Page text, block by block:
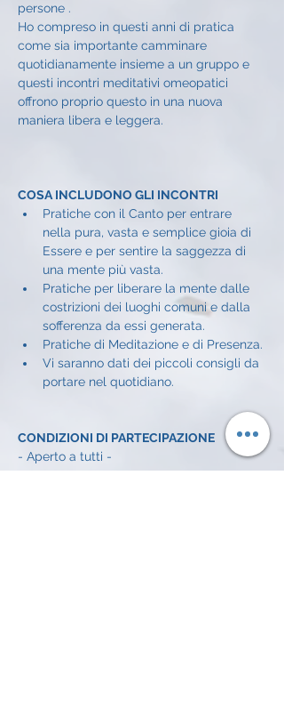
persone .
Ho compreso in questi anni di pratica
come sia importante camminare
quotidianamente insieme a un gruppo e
questi incontri meditativi omeopatici
offrono proprio questo in una nuova
maniera libera e leggera.
COSA INCLUDONO GLI INCONTRI
Pratiche con il Canto per entrare
nella pura, vasta e semplice gioia di
Essere e per sentire la saggezza di
una mente più vasta.
Pratiche per liberare la mente dalle
costrizioni dei luoghi comuni e dalla
sofferenza da essi generata.
Pratiche di Meditazione e di Presenza.
Vi saranno dati dei piccoli consigli da
portare nel quotidiano.
CONDIZIONI DI PARTECIPAZIONE
- Aperto a tutti -